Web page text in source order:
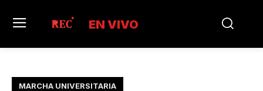
EN VIVO
MARCHA UNIVERSITARIA